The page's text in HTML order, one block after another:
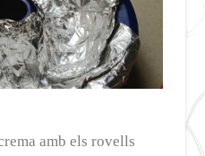
amb els rovells